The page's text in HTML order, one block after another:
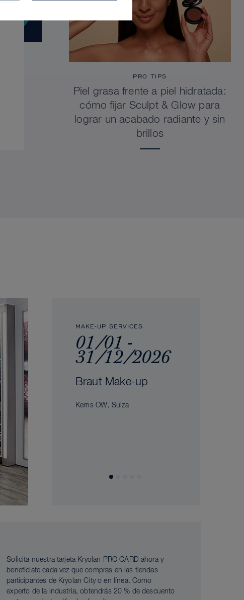
PRO TIPS
Piel grasa frente a piel hidratada:
cómo fijar Sculpt & Glow para
lograr un acabado radiante y sin
brillos
MAKE-UP SERVICES
01/01 -
31/12/2026
Braut Make-up
Kerns OW, Suiza
Solicita nuestra tarjeta Kryolan PRO CARD ahora y
benefíciate cada vez que compras en las tiendas
participantes de Kryolan City o en línea. Como
experto de la industria, obtendrás 20 % de descuento